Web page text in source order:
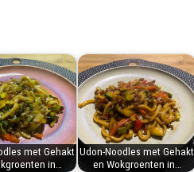
met Gehakt
in…
Udon-Noodles met Gehakt
en Wokgroenten in…